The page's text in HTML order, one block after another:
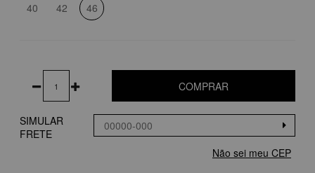
40 42 46
COMPRAR
SIMULAR
FRETE
Não sei meu CEP